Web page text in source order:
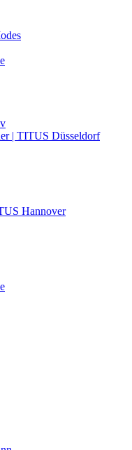
| TITUS Düsseldorf
Hannover